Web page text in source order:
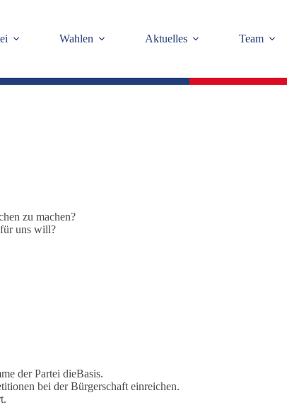
Wahlen Aktuelles Team
zu machen?
uns will?
der Partei dieBasis.
bei der Bürgerschaft einreichen.